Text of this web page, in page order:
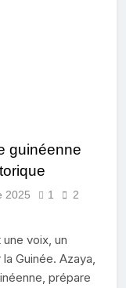
guinéenne
2025 1
2
voix, un
Guinée. Azaya,
prépare